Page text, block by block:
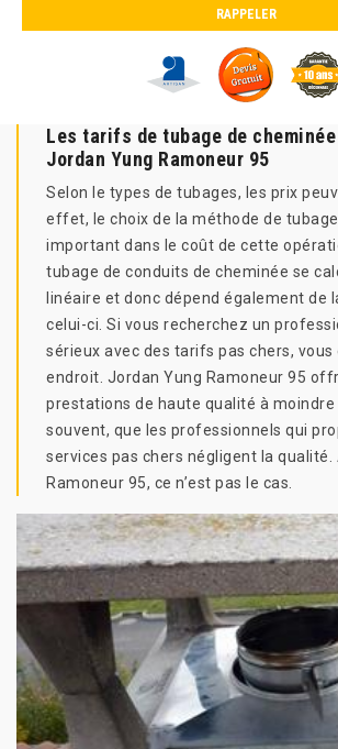
Les tarifs de tubage de
Jordan Yung Ramoneur 95
Selon le types de tubages, les prix
effet, le choix de la méthode de
important dans le coût de cette
tubage de conduits de cheminée se
linéaire et donc dépend également de
celui-ci. Si vous recherchez un
sérieux avec des tarifs pas chers, vous
endroit. Jordan Yung Ramoneur 95
prestations de haute qualité à moindre
souvent, que les professionnels qui
services pas chers négligent la qualité.
Ramoneur 95, ce n’est pas le cas.